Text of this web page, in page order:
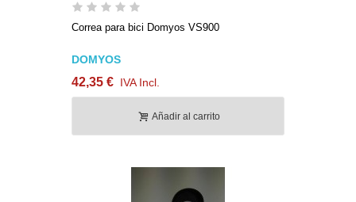
Correa para bici Domyos VS900
DOMYOS
42,35 € IVA Incl.
Añadir al carrito